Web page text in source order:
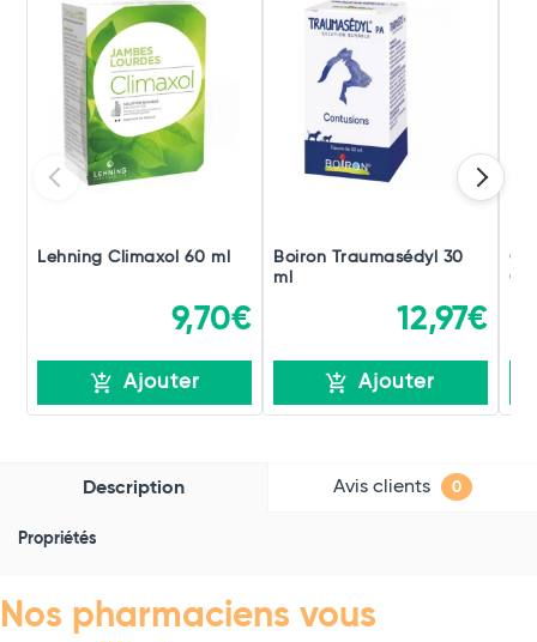
Lehning Climaxol 60 ml
9,70€
Ajouter
Boiron Traumasédyl 30
ml
12,97€
Ajouter
Description Avis clients 0
Propriétés
Nos pharmaciens vous